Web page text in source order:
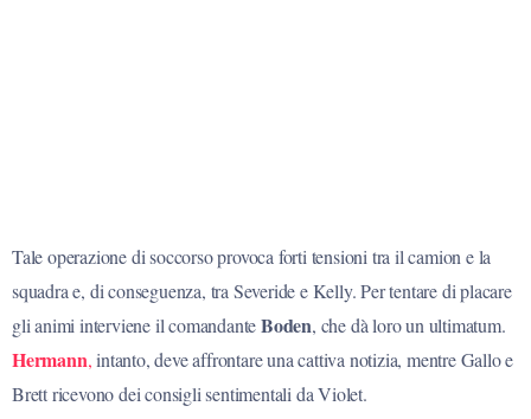
Tale operazione di soccorso provoca forti tensioni tra il camion e la
squadra e, di conseguenza, tra Severide e Kelly. Per tentare di placare
gli animi interviene il comandanteBoden, che dà loro un ultimatum.
Hermann,intanto, deve affrontare una cattiva notizia, mentre Gallo e
Brett ricevono dei consigli sentimentali da Violet.